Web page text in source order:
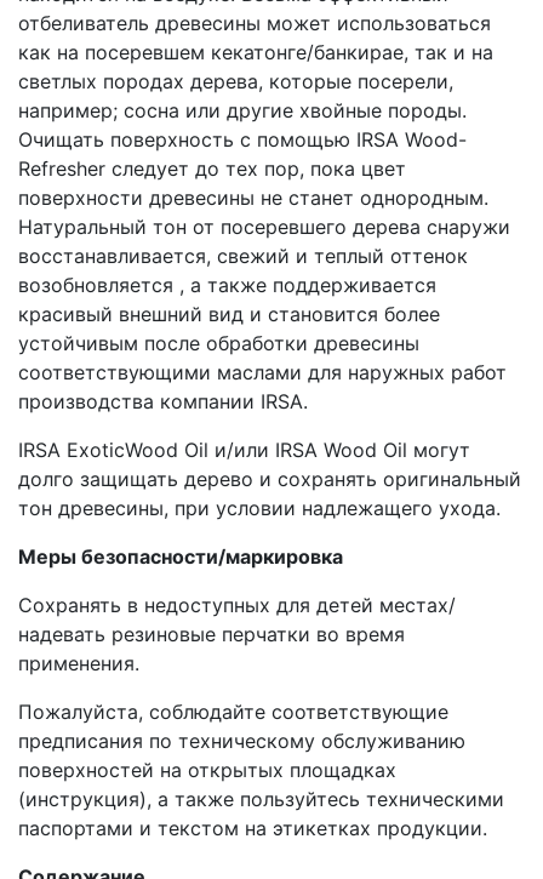
отбеливатель древесины может использоваться
как на посеревшем кекатонге/банкирае, так и на
светлых породах дерева, которые посерели,
например; сосна или другие хвойные породы.
Очищать поверхность с помощью IRSA Wood-
Refresher следует до тех пор, пока цвет
поверхности древесины не станет однородным.
Натуральный тон от посеревшего дерева снаружи
восстанавливается, свежий и теплый оттенок
возобновляется , а также поддерживается
красивый внешний вид и становится более
устойчивым после обработки древесины
соответствующими маслами для наружных работ
производства компании IRSA.
IRSA ExoticWood Oil и/или IRSA Wood Oil могут
долго защищать дерево и сохранять оригинальный
тон древесины, при условии надлежащего ухода.
Меры безопасности/маркировка
Сохранять в недоступных для детей местах/
надевать резиновые перчатки во время
применения.
Пожалуйста, соблюдайте соответствующие
предписания по техническому обслуживанию
поверхностей на открытых площадках
(инструкция), а также пользуйтесь техническими
паспортами и текстом на этикетках продукции.